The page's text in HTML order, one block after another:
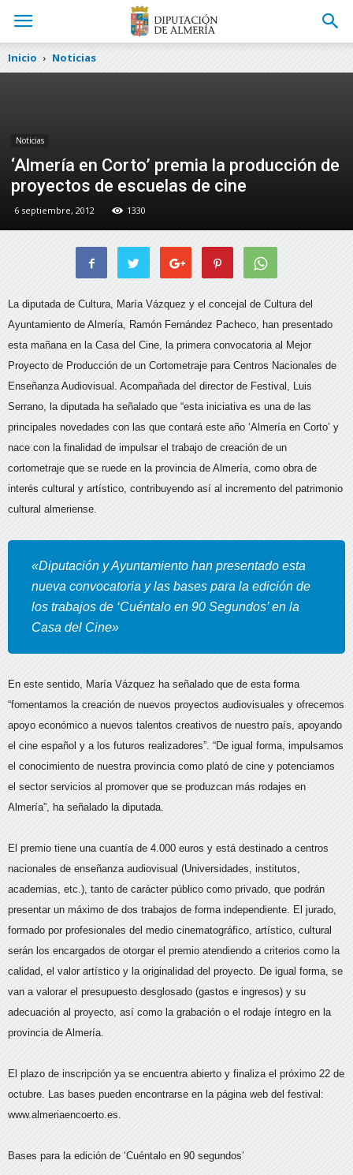
Inicio Noticias
Noticias
‘Almería en Corto’ premia la producción de
proyectos de escuelas de cine
6 septiembre, 2012 1330
La diputada de Cultura, María Vázquez y el concejal de Cultura del
Ayuntamiento de Almería, Ramón Fernández Pacheco, han presentado
esta mañana en la Casa del Cine, la primera convocatoria al Mejor
Proyecto de Producción de un Cortometraje para Centros Nacionales de
Enseñanza Audiovisual. Acompañada del director de Festival, Luis
Serrano, la diputada ha señalado que “esta iniciativa es una de las
principales novedades con las que contará este año ‘Almería en Corto’ y
nace con la finalidad de impulsar el trabajo de creación de un
cortometraje que se ruede en la provincia de Almería, como obra de
interés cultural y artístico, contribuyendo así al incremento del patrimonio
cultural almeriense.
«Diputación y Ayuntamiento han presentado esta
nueva convocatoria y las bases para la edición de
los trabajos de ‘Cuéntalo en 90 Segundos’ en la
Casa del Cine»
En este sentido, María Vázquez ha señalado que de esta forma
“fomentamos la creación de nuevos proyectos audiovisuales y ofrecemos
apoyo económico a nuevos talentos creativos de nuestro país, apoyando
el cine español y a los futuros realizadores”. “De igual forma, impulsamos
el conocimiento de nuestra provincia como plató de cine y potenciamos
el sector servicios al promover que se produzcan más rodajes en
Almería”, ha señalado la diputada.
El premio tiene una cuantía de 4.000 euros y está destinado a centros
nacionales de enseñanza audiovisual (Universidades, institutos,
academias, etc.), tanto de carácter público como privado, que podrán
presentar un máximo de dos trabajos de forma independiente. El jurado,
formado por profesionales del medio cinematográfico, artístico, cultural
serán los encargados de otorgar el premio atendiendo a criterios como la
calidad, el valor artístico y la originalidad del proyecto. De igual forma, se
van a valorar el presupuesto desglosado (gastos e ingresos) y su
adecuación al proyecto, así como la grabación o el rodaje íntegro en la
provincia de Almería.
El plazo de inscripción ya se encuentra abierto y finaliza el próximo 22 de
octubre. Las bases pueden encontrarse en la página web del festival:
www.almeriaencoerto.es.
Bases para la edición de ‘Cuéntalo en 90 segundos’